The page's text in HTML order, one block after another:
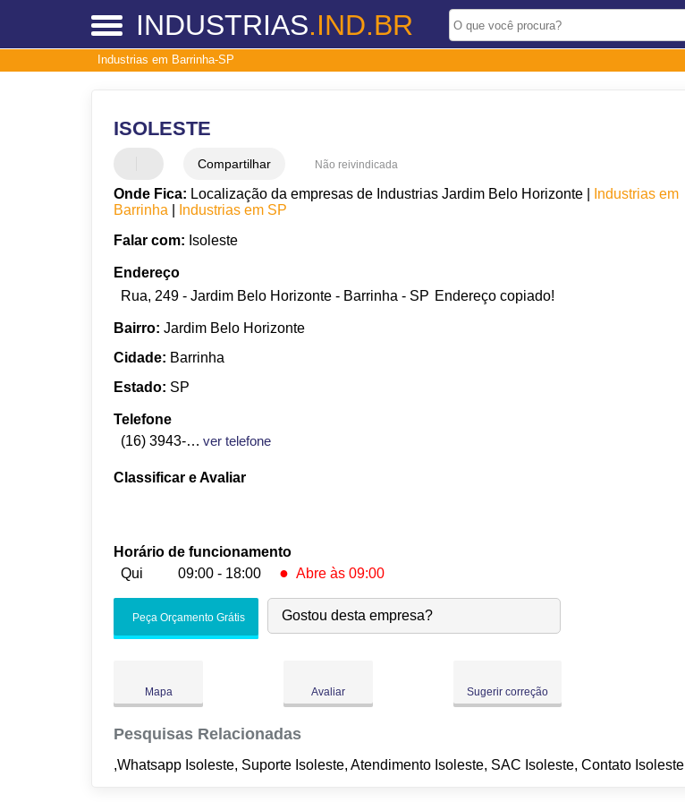
INDUSTRIAS.IND.BR
Industrias em Barrinha-SP
ISOLESTE
Compartilhar Não reivindicada
Onde Fica: Localização da empresas de Industrias Jardim Belo Horizonte |
Industrias em
Barrinha
Industrias em SP
Falar com: Isoleste
Endereço
Rua, 249 - Jardim Belo Horizonte - Barrinha - SP Endereço copiado!
Bairro: Jardim Belo Horizonte
Cidade: Barrinha
Estado: SP
Telefone
(16) 3943-5586
ver telefone
Classificar e Avaliar
Horário de funcionamento
Qui
09:00 - 18:00 ● Abre às 09:00
Sex:
Dom:
Fechado
Peça Orçamento Grátis Gostou desta empresa?
Mapa Avaliar Sugerir correção
Pesquisas Relacionadas
,Whatsapp Isoleste, Suporte Isoleste, Atendimento Isoleste, SAC Isoleste, Contato Isoleste